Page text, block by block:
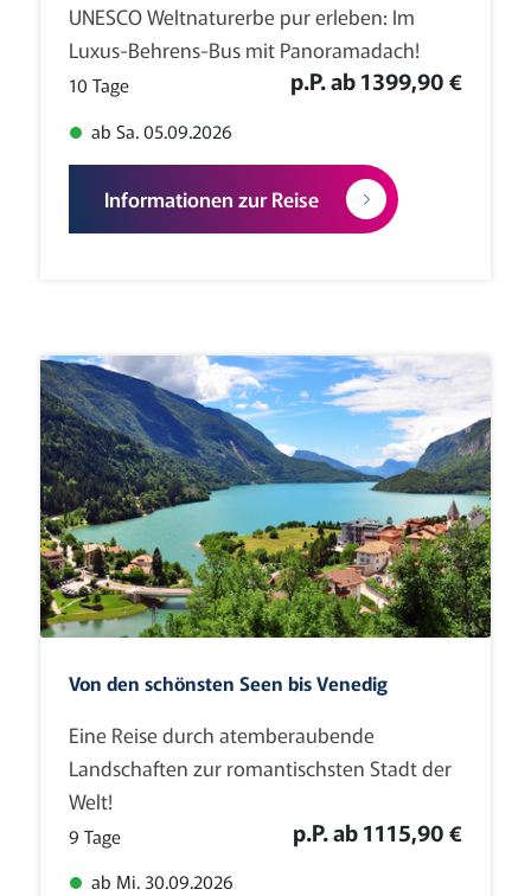
UNESCO Weltnaturerbe pur erleben: Im
Luxus-Behrens-Bus mit Panoramadach!
10 Tage
ab Sa. 05.09.2026
p.P. ab 1399,90 €
Informationen zur Reise
Von den schönsten Seen bis Venedig
Eine Reise durch atemberaubende
Landschaften zur romantischsten Stadt der
Welt!
9 Tage
ab Mi. 30.09.2026
p.P. ab 1115,90 €